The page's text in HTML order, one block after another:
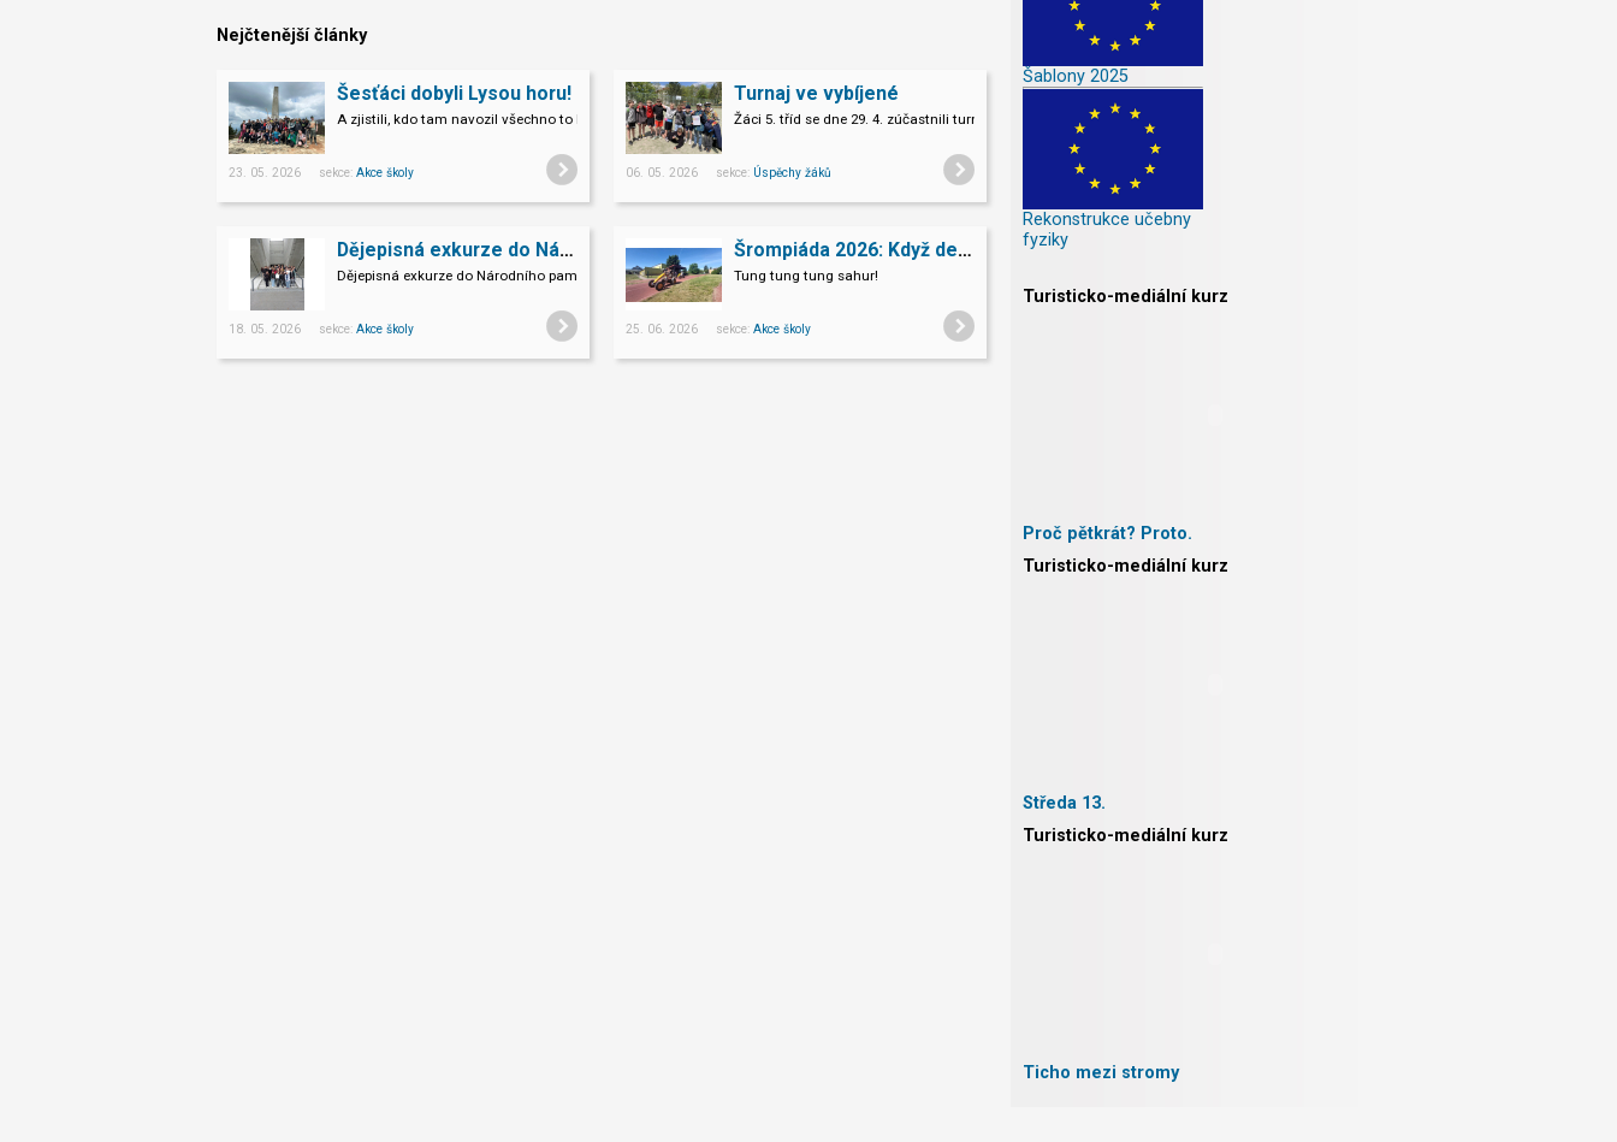
Nejčtenější články
Šesťáci dobyli Lysou horu!
A zjistili, kdo tam navozil všechno to kamení.
23. 05. 2026 sekce: Akce školy
Turnaj ve vybíjené
Žáci 5. tříd se dne 29. 4. zúčastnili turnaje ve vybíjené.
06. 05. 2026 sekce: Úspěchy žáků
Dějepisná exkurze do Národního památníku II. sv. války v Hrabyni
Dějepisná exkurze do Národního památníku II. světové války v Hrabyni
18. 05. 2026 sekce: Akce školy
Šrompiáda 2026: Když deváťáci převzali velení
Tung tung tung sahur!
25. 06. 2026 sekce: Akce školy
Šablony 2025
Rekonstrukce učebny
fyziky
Turisticko-mediální kurz
Proč pětkrát? Proto.
Turisticko-mediální kurz
Středa 13.
Turisticko-mediální kurz
Ticho mezi stromy